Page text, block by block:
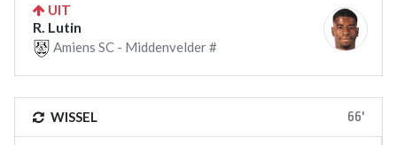
UIT
R. Lutin
Amiens SC - Middenvelder #
WISSEL 66'